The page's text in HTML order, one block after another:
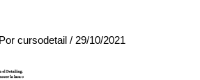
cursodetail / 29/10/2021